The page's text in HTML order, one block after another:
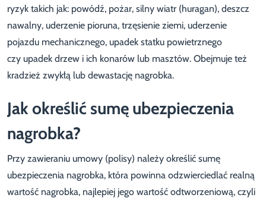
ryzyk takich jak: powódź, pożar, silny wiatr (huragan), deszcz
nawalny, uderzenie pioruna, trzęsienie ziemi, uderzenie
pojazdu mechanicznego, upadek statku powietrznego
czy upadek drzew i ich konarów lub masztów. Obejmuje też
kradzież zwykłą lub dewastację nagrobka.
Jak określić sumę ubezpieczenia
nagrobka?
Przy zawieraniu umowy (polisy) należy określić sumę
ubezpieczenia nagrobka, która powinna odzwierciedlać realną
wartość nagrobka, najlepiej jego wartość odtworzeniową, czyli